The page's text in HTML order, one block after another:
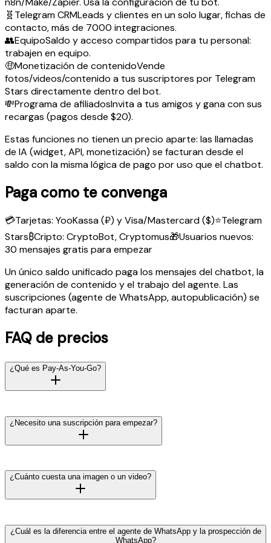
🧬 Telegram CRMLeads y clientes en un solo lugar, fichas de
contacto, más de 7000 integraciones.
👥EquipoSaldo y acceso compartidos para tu personal:
trabajen en equipo.
🤑Monetización de contenidoVende
fotos/videos/contenido a tus suscriptores por Telegram
Stars directamente dentro del bot.
💸Programa de afiliadosInvita a tus amigos y gana con sus
recargas (pagos desde $20).
Estas funciones no tienen un precio aparte: las llamadas
de IA (widget, API, monetización) se facturan desde el
saldo con la misma lógica de pago por uso que el chatbot.
Paga como te convenga
💳Tarjetas: YooKassa (₽) y Visa/Mastercard ($)⭐Telegram
Stars₿Cripto: CryptoBot, Cryptomus🎁Usuarios nuevos:
30 mensajes gratis para empezar
Un único saldo unificado paga los mensajes del chatbot, la
generación de contenido y el trabajo del agente. Las
suscripciones (agente de WhatsApp, autopublicación) se
facturan aparte.
FAQ de precios
¿Qué es Pay-As-You-Go?
mensual. El precio por mensaje depende del modelo y del
modo de inteligencia: desde $0.01.
¿Necesito una suscripción para empezar?
funcionan con el saldo. Las suscripciones solo se
necesitan para el agente de WhatsApp y la
autopublicación.
¿Cuánto cuesta una imagen o un video?
Consulta la lista de precios completa en Content Studio.
¿Cuál es la diferencia entre el agente de WhatsApp y la prospección de
WhatsApp?